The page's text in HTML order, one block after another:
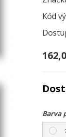
Kód
Barva